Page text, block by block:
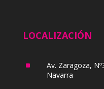
LOCALIZACIÓN
^
Av. Zaragoza,
Navarra